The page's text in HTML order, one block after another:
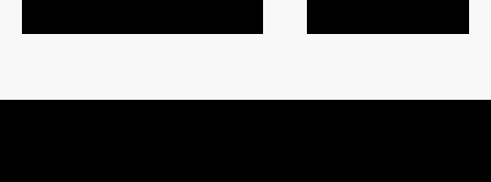
Пользовательское Соглашение